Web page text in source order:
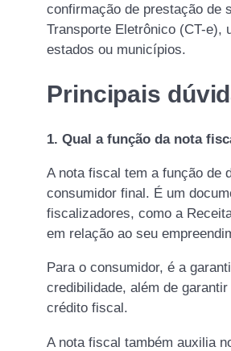
confirmação de prestação de
Transporte Eletrônico (CT-e),
estados ou municípios.
Principais
1. Qual a função da nota
A nota fiscal tem a função de
consumidor final. É um
fiscalizadores, como a
em relação ao seu
Para o consumidor, é a
credibilidade, além de
crédito fiscal.
A nota fiscal também auxilia